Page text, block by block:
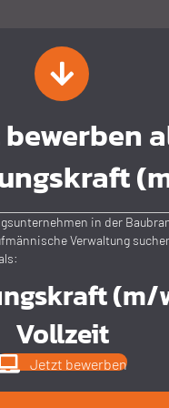
in der
Verwaltung
Vollzeit
Jetzt bewerben